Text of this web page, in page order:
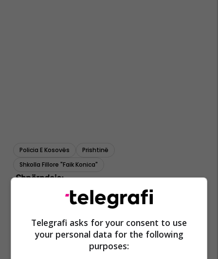
Policia E Kosovës
Prishtinë
Shkolla Fillore "faik Konica"
Telegrafi asks for your consent to use
your personal data for the following
purposes: